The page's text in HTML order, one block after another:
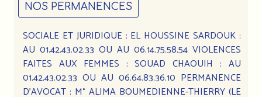
NOS PERMANENCES
SOCIALE ET JURIDIQUE : EL HOUSSINE SARDOUK :
AU 01.42.43.02.33 OU AU 06.14.75.58.54 VIOLENCES
FAITES AUX FEMMES : SOUAD CHAOUIH : AU
01.42.43.02.33 OU AU 06.64.83.36.10 PERMANENCE
D’AVOCAT : M° ALIMA BOUMEDIENNE-THIERRY (LE